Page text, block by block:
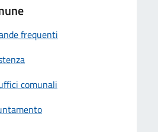
frequenti
comunali